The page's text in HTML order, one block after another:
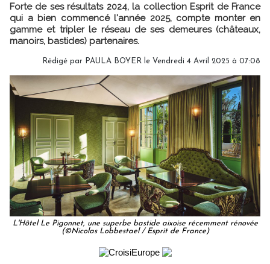
Forte de ses résultats 2024, la collection Esprit de France
qui a bien commencé l'année 2025, compte monter en
gamme et tripler le réseau de ses demeures (châteaux,
manoirs, bastides) partenaires.
Rédigé par PAULA BOYER le Vendredi 4 Avril 2025 à 07:08
L'Hôtel Le Pigonnet, une superbe bastide aixoise récemment rénovée
(©Nicolas Lobbestael / Esprit de France)